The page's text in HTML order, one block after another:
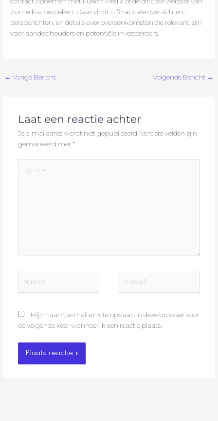
Zomedica bezoeken. Daar vindt u financiële overzichten,
persberichten, en details over overeenkomsten die relevant zijn
voor aandeelhouders en potentiële investeerders.
← Vorige Bericht Volgende Bericht →
Laat een reactie achter
Je e-mailadres wordt niet gepubliceerd. Vereiste velden zijn
gemarkeerd met *
hier...
mail*
Mijn naam, e-mail en site opslaan in deze browser voor
de volgende keer wanneer ik een reactie plaats.